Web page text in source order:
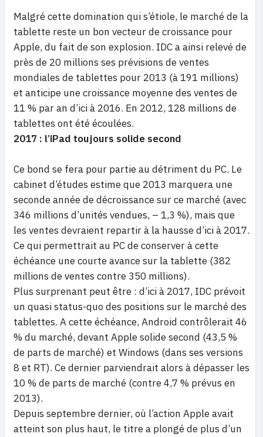
Malgré cette domination qui s’étiole, le marché de la
tablette reste un bon vecteur de croissance pour
Apple, du fait de son explosion. IDC a ainsi relevé de
près de 20 millions ses prévisions de ventes
mondiales de tablettes pour 2013 (à 191 millions)
et anticipe une croissance moyenne des ventes de
11 % par an d’ici à 2016. En 2012, 128 millions de
tablettes ont été écoulées.
2017 : l’iPad toujours solide second
Ce bond se fera pour partie au détriment du PC. Le
cabinet d’études estime que 2013 marquera une
seconde année de décroissance sur ce marché (avec
346 millions d’unités vendues, – 1,3 %), mais que
les ventes devraient repartir à la hausse d’ici à 2017.
Ce qui permettrait au PC de conserver à cette
échéance une courte avance sur la tablette (382
millions de ventes contre 350 millions).
Plus surprenant peut être : d’ici à 2017, IDC prévoit
un quasi status-quo des positions sur le marché des
tablettes. A cette échéance, Android contrôlerait 46
% du marché, devant Apple solide second (43,5 %
de parts de marché) et Windows (dans ses versions
8 et RT). Ce dernier parviendrait alors à dépasser les
10 % de parts de marché (contre 4,7 % prévus en
2013).
Depuis septembre dernier, où l’action Apple avait
atteint son plus haut, le titre a plongé de plus d’un